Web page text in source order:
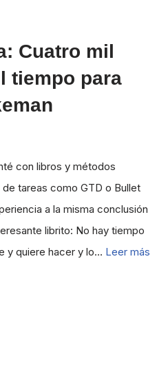
Cuatro mil
tiempo para
con libros y métodos
tareas como GTD o Bullet
a la misma conclusión
librito: No hay tiempo
y quiere hacer y lo… Leer más